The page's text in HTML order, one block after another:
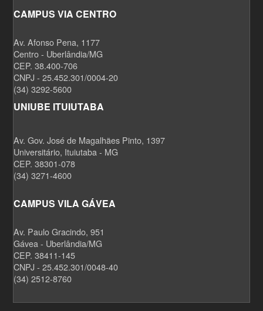
CAMPUS VIA CENTRO
Av. Afonso Pena, 1177
Centro - Uberlândia/MG
CEP. 38.400-706
CNPJ - 25.452.301/0004-20
(34) 3292-5600
UNIUBE ITUIUTABA
Av. Gov. José de Magalhães Pinto, 1397
Universitário, Ituiutaba - MG
CEP. 38301-078
(34) 3271-4600
CAMPUS VILA GÁVEA
Av. Paulo Gracindo, 951
Gávea - Uberlândia/MG
CEP. 38411-145
CNPJ - 25.452.301/0048-40
(34) 2512-8760